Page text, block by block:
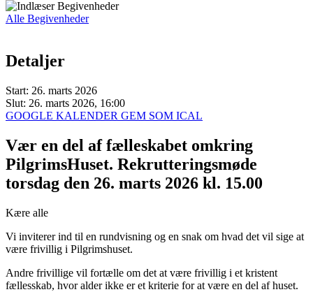
Alle Begivenheder
Detaljer
Start: 26. marts 2026
Slut: 26. marts 2026, 16:00
GOOGLE KALENDER GEM SOM ICAL
Vær en del af fælleskabet omkring
PilgrimsHuset. Rekrutteringsmøde
torsdag den 26. marts 2026 kl. 15.00
Kære alle
Vi inviterer ind til en rundvisning og en snak om hvad det vil sige at
være frivillig i Pilgrimshuset.
Andre frivillige vil fortælle om det at være frivillig i et kristent
fællesskab, hvor alder ikke er et kriterie for at være en del af huset.